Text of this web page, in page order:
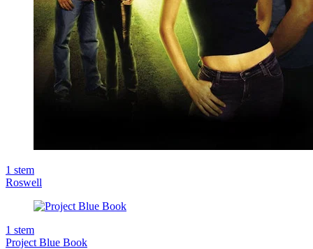
1 stem
Roswell
1 stem
Project Blue Book